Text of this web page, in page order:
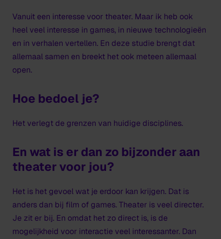
Vanuit een interesse voor theater. Maar ik heb ook
heel veel interesse in games, in nieuwe technologieën
en in verhalen vertellen. En deze studie brengt dat
allemaal samen en breekt het ook meteen allemaal
open.
Hoe bedoel je?
Het verlegt de grenzen van huidige disciplines.
En wat is er dan zo bijzonder aan
theater voor jou?
Het is het gevoel wat je erdoor kan krijgen. Dat is
anders dan bij film of games. Theater is veel directer.
Je zit er bij. En omdat het zo direct is, is de
mogelijkheid voor interactie veel interessanter. Dan